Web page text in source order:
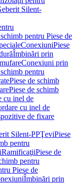
Silent-
pentru Piese de
ConexiuniPiese
Îmbinări prin
Conexiuni prin
pentru
Piese de schimb
Piese de schimb
cu inel de
cu inel de
de fixare
Silent-PPŢeviPiese
pentru
RamificaţiiPiese de
pentru
Piese de
Îmbinări prin